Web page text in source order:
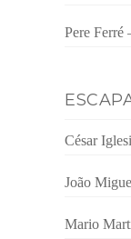
Pere Ferré
César
João
Mario